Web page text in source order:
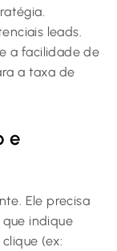
leads.
a facilidade de
a taxa de
e
Ele precisa
indique
(ex: